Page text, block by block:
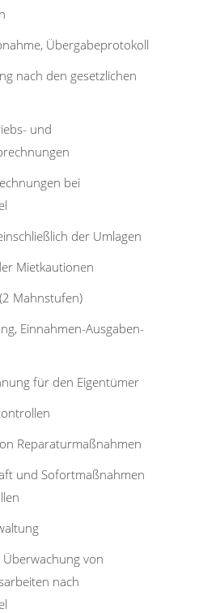
Übergabeprotokoll
nach den gesetzlichen
und
bei
der Umlagen
Mietkautionen
Mahnstufen)
Einnahmen-Ausgaben-
für den Eigentümer
Reparaturmaßnahmen
und Sofortmaßnahmen
von
nach